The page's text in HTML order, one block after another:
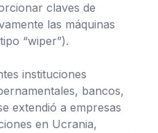
claves de
las máquinas
“wiper”).
instituciones
bancos,
extendió a empresas
en Ucrania,